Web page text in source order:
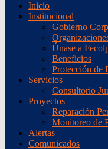
Inicio
Institucional
Gobierno
Únase a
Beneficios
Protección de
Servicios
Consultorio
Proyectos
Reparación
Monitoreo de
Alertas
Comunicados